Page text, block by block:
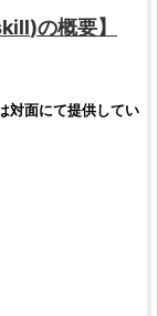
)の概要】
対面にて提供してい